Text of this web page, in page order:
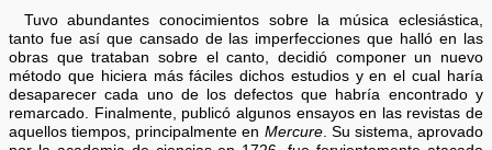
Tuvo abundantes conocimientos sobre la música eclesiástica,
tanto fue así que cansado de las imperfecciones que halló en las
obras que trataban sobre el canto, decidió componer un nuevo
método que hiciera más fáciles dichos estudios y en el cual haría
desaparecer cada uno de los defectos que habría encontrado y
remarcado. Finalmente, publicó algunos ensayos en las revistas de
aquellos tiempos, principalmente en Mercure. Su sistema, aprovado